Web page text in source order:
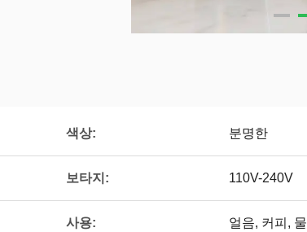
색상: 분명한
보타지: 110V-240V
사용: 얼음, 커피, 물